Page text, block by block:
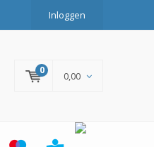
Inloggen
0 0,00